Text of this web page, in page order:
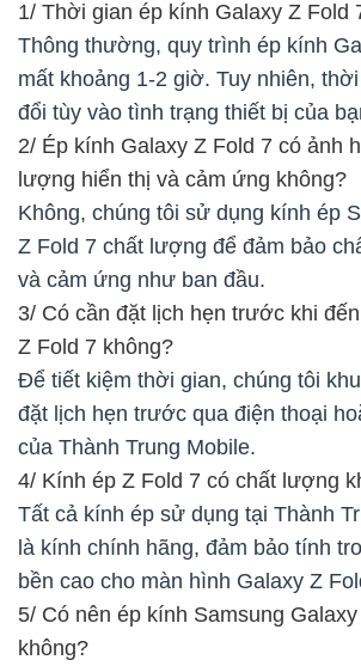
1/ Thời gian ép kính Galaxy Z Fold
Thông thường, quy trình ép kính
mất khoảng 1-2 giờ. Tuy nhiên,
đổi tùy vào tình trạng thiết bị của
2/ Ép kính Galaxy Z Fold 7 có ảnh
lượng hiển thị và cảm ứng không?
Không, chúng tôi sử dụng kính ép
Z Fold 7 chất lượng để đảm bảo
và cảm ứng như ban đầu.
3/ Có cần đặt lịch hẹn trước khi
Z Fold 7 không?
Để tiết kiệm thời gian, chúng tôi
đặt lịch hẹn trước qua điện thoại
của Thành Trung Mobile.
4/ Kính ép Z Fold 7 có chất lượng
Tất cả kính ép sử dụng tại Thành
là kính chính hãng, đảm bảo tính
bền cao cho màn hình Galaxy Z
5/ Có nên ép kính Samsung
không?